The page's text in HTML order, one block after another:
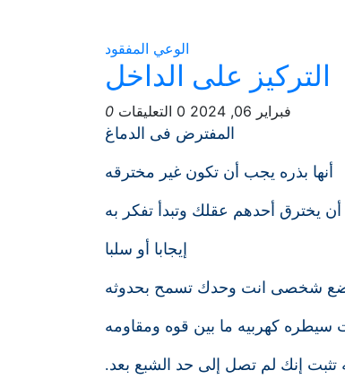
الوعي المفقود
التركيز على الداخل
فبراير 06, 2024 0 التعليقات
0
المفترض فى الدماغ
أنها بذره يجب أن تكون غير مخترقه
يخترق أحدهم عقلك وتبدأ تفكر به
إيجابا أو سلبا
شخصى انت وحدك تسمح بحدوثه
سيطره كهربيه ما بين قوه ومقاومه
تثبت إنك لم تصل إلى حد الشبع بعد.